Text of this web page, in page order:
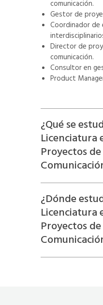
comunicación.
Gestor de
Coordinador de
Director de
comunicación.
Consultor en
Product
¿Qué se
Licenciatura
Proyectos
¿Dónde
Licenciatura
Proyectos